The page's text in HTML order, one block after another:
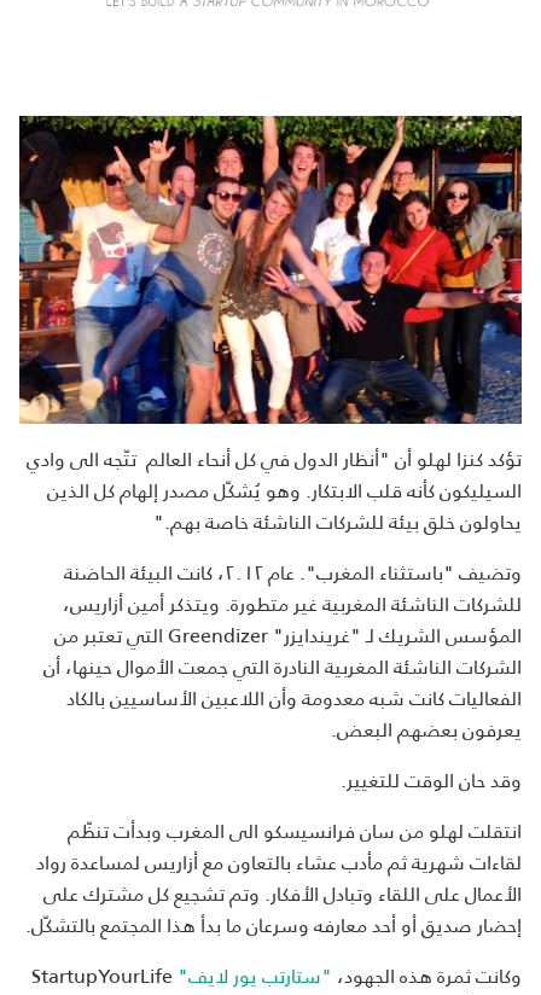
تؤكد كنزا لهلو أن "أنظار الدول في كل أنحاء العالم تتّجه الى وادي
السيليكون كأنه قلب الابتكار. وهو يُشكّل مصدر إلهام كل الذين
يحاولون خلق بيئة للشركات الناشئة خاصة بهم."
وتضيف "باستثناء المغرب". عام ٢٠١٢، كانت البيئة الحاضنة
للشركات الناشئة المغربية غير متطورة. ويتذكر أمين أزاريس،
المؤسس الشريك لـ "غريندايزر" Greendizer التي تعتبر من
الشركات الناشئة المغربية النادرة التي جمعت الأموال حينها، أن
الفعاليات كانت شبه معدومة وأن اللاعبين الأساسيين بالكاد
يعرفون بعضهم البعض.
وقد حان الوقت للتغيير.
انتقلت لهلو من سان فرانسيسكو الى المغرب وبدأت تنظّم
لقاءات شهرية ثم مأدب عشاء بالتعاون مع أزاريس لمساعدة رواد
الأعمال على اللقاء وتبادل الأفكار. وتم تشجيع كل مشترك على
إحضار صديق أو أحد معارفه وسرعان ما بدأ هذا المجتمع بالتشكّل.
وكانت ثمرة هذه الجهود، "ستارتبيورلايف"
StartupYourLife